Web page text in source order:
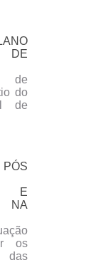
DE
de
do
de
E
NA
os